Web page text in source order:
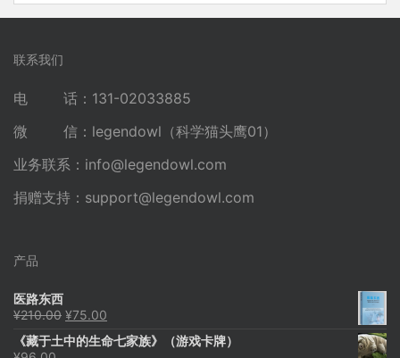
联系我们
电 话：131-02033885
微 信：legendowl（科学猫头鹰01）
业务联系： info@legendowl.com
捐赠支持： support@legendowl.com
产品
医路东西
¥210.00 原
为：
¥75.00
价
《藏于土中的生命七家族》（游戏卡牌）